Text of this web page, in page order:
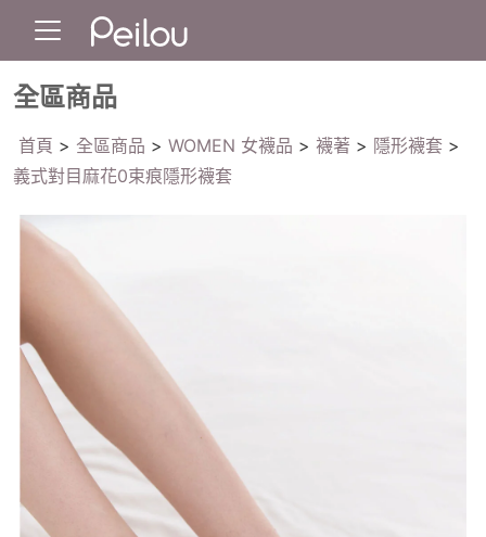
全區商品
首頁 > 全區商品 > WOMEN 女襪品 > 襪著 > 隱形襪套 >
義式對目麻花0束痕隱形襪套